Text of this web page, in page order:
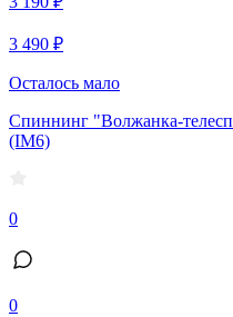
3 490 ₽
Осталось мало
Спиннинг "Волжанка-
(IM6)
0
0